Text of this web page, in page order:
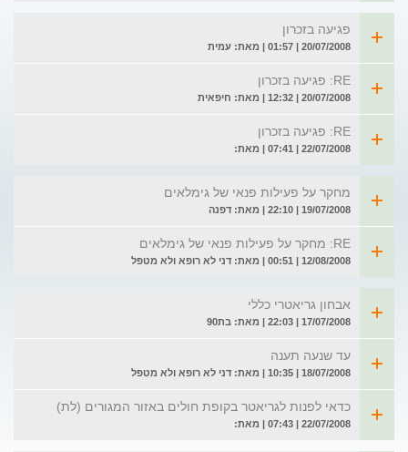
פגיעה בזכרון
20/07/2008 | 01:57 | מאת: עמית
RE: פגיעה בזכרון
20/07/2008 | 12:32 | מאת: חיפאית
RE: פגיעה בזכרון
22/07/2008 | 07:41 | מאת:
מחקר על פעילות פנאי של גימלאים
19/07/2008 | 22:10 | מאת: דפנה
RE: מחקר על פעילות פנאי של גימלאים
12/08/2008 | 00:51 | מאת: דני לא רופא ולא מטפל
אבחון גריאטרי כללי
17/07/2008 | 22:03 | מאת: בת90
עד שנעה תענה
18/07/2008 | 10:35 | מאת: דני לא רופא ולא מטפל
כדאי לפנות לגריאטר בקופת חולים באזור המגורים (לת)
22/07/2008 | 07:43 | מאת: